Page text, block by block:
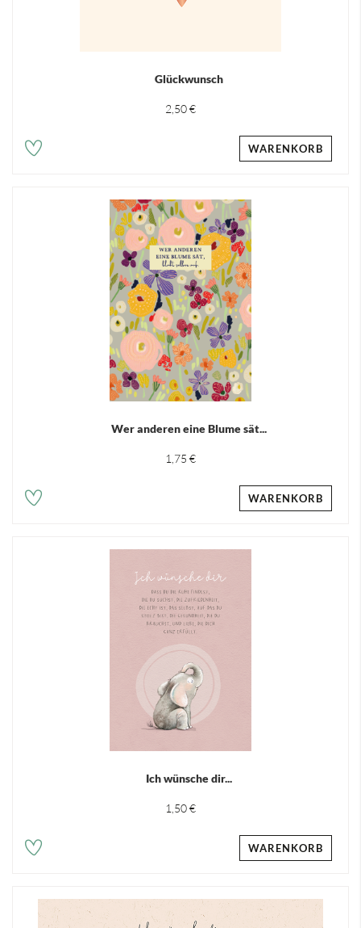
Glückwunsch
2,50 €
WARENKORB
Wer anderen eine Blume sät...
1,75 €
WARENKORB
Ich wünsche dir...
1,50 €
WARENKORB